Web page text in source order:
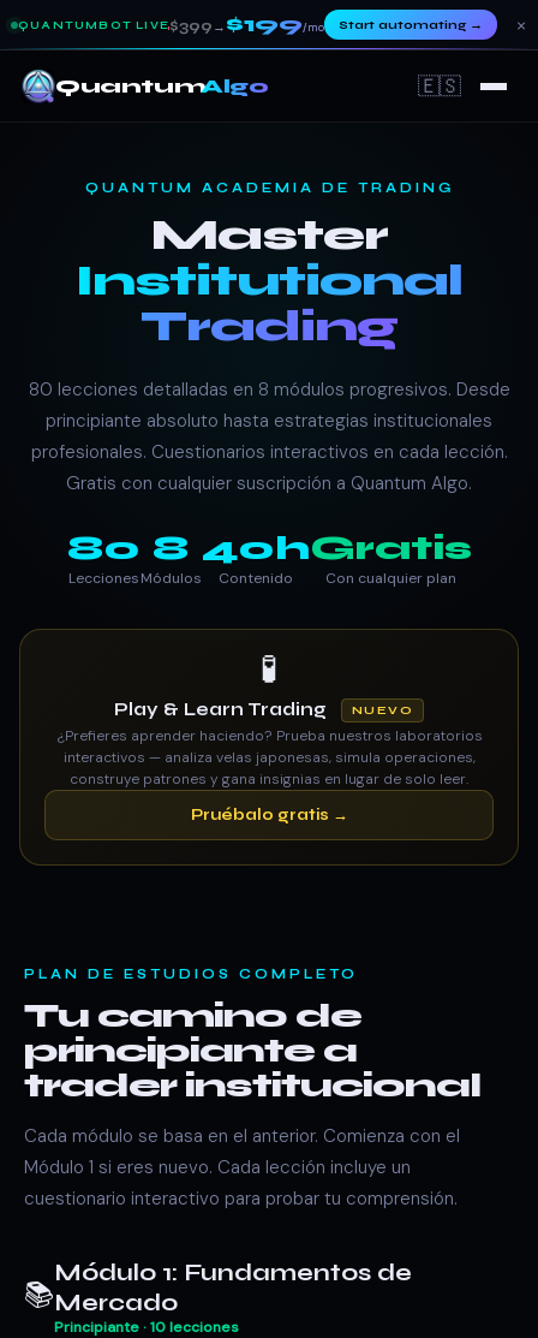
QUANTUMBOT LIVE$399 → $199/mo Start automating→ ×
QuantumAlgo 🇪🇸
QUANTUM ACADEMIA DE TRADING
Master
Institutional
Trading
80 lecciones detalladas en 8 módulos progresivos. Desde
principiante absoluto hasta estrategias institucionales
profesionales. Cuestionarios interactivos en cada lección.
Gratis con cualquier suscripción a Quantum Algo.
80
Lecciones
8
Módulos
40h
Contenido
Gratis
Con cualquier plan
🧪
Play & Learn Trading NUEVO
¿Prefieres aprender haciendo? Prueba nuestros laboratorios
interactivos — analiza velas japonesas, simula operaciones,
construye patrones y gana insignias en lugar de solo leer.
Pruébalo gratis →
PLAN DE ESTUDIOS COMPLETO
Tu camino de
principiante a
trader institucional
Cada módulo se basa en el anterior. Comienza con el
Módulo 1 si eres nuevo. Cada lección incluye un
cuestionario interactivo para probar tu comprensión.
📚
Módulo 1: Fundamentos de
Mercado
Principiante · 10 lecciones